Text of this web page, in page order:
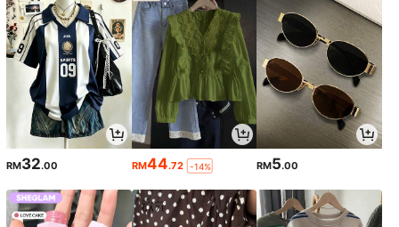
RM32.00 RM44.72 -14% RM5.00